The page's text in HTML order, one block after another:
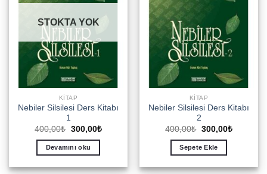
STOKTA YOK
KITAP
Nebiler Silsilesi Ders Kitabı
1
400,00₺ Orijinal
fiyat:
400,00₺.
300,00₺Şu
Devamını oku
KITAP
Nebiler Silsilesi Ders Kitabı
2
400,00₺ Orijinal
fiyat:
400,00₺.
300,00₺Şu
Sepete Ekle